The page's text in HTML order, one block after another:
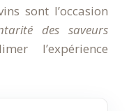
sont l’occasion
des saveurs
l’expérience